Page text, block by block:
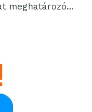
meghatározó